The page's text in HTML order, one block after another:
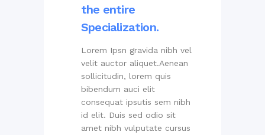
the entire
Specialization.
Lorem Ipsn gravida nibh vel
velit auctor aliquet.Aenean
sollicitudin, lorem quis
bibendum auci elit
consequat ipsutis sem nibh
id elit. Duis sed odio sit
amet nibh vulputate cursus